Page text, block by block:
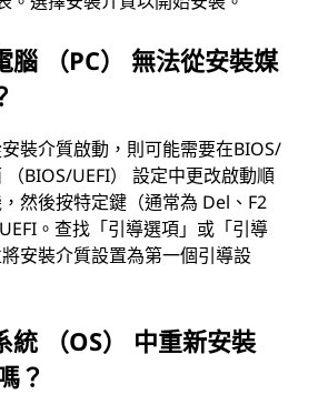
腦 （PC） 無法從安裝媒
裝介質啟動，則可能需要在BIOS/
BIOS/UEFI） 設定中更改啟動順
然後按特定鍵（通常為 Del、F2
。查找「引導選項」或「引導
安裝介質設置為第一個引導設
統 （OS） 中重新安裝
？